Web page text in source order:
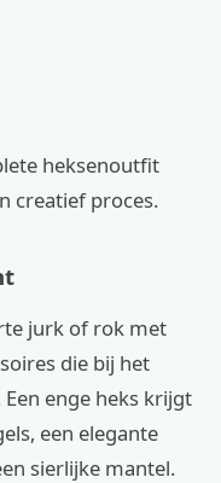
heksenoutfit
creatief proces.
jurk of rok met
die bij het
enge heks krijgt
een elegante
sierlijke mantel.